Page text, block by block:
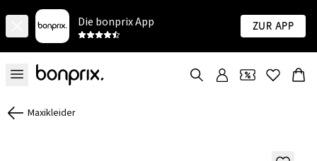
Die bonprix App Zur App
Maxikleider